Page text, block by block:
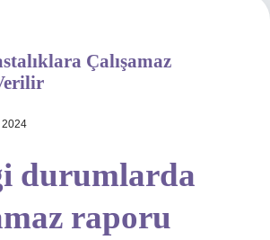
Çalışamaz
2024
durumlarda
raporu